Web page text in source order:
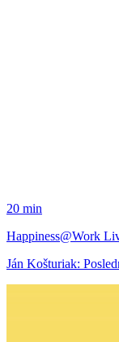
20 min
Happiness@Work
Ján Košturiak: